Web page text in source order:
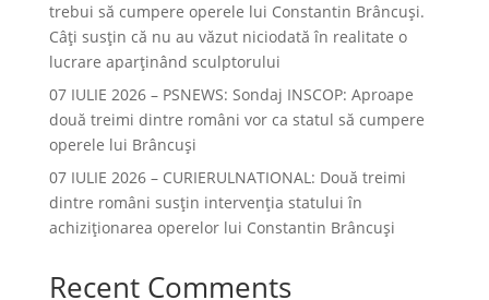
trebui să cumpere operele lui Constantin Brâncuși.
Câți susțin că nu au văzut niciodată în realitate o
lucrare aparținând sculptorului
07 IULIE 2026 – PSNEWS: Sondaj INSCOP: Aproape
două treimi dintre români vor ca statul să cumpere
operele lui Brâncuși
07 IULIE 2026 – CURIERULNATIONAL: Două treimi
dintre români susțin intervenția statului în
achiziționarea operelor lui Constantin Brâncuși
Recent Comments